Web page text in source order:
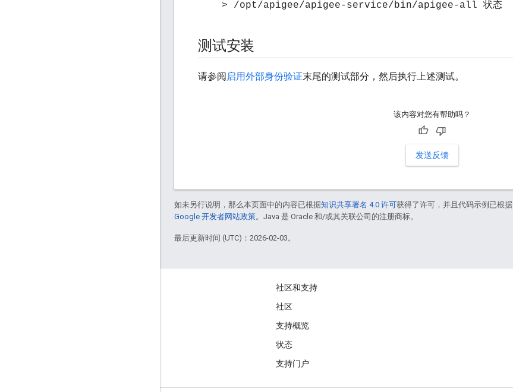
> /opt/apigee/apigee-service/bin/apigee-all 状态
测试安装
请参阅启用外部身份验证末尾的测试部分，然后执行上述测试。
该内容对您有帮助吗？
发送反馈
如未另行说明，那么本页面中的内容已根据知识共享署名 4.0 许可获得了许可，并且代码示例已根据
Google 开发者网站政策。Java 是 Oracle 和/或其关联公司的注册商标。
最后更新时间 (UTC)：2026-02-03。
社区和支持
社区
支持概览
状态
支持门户